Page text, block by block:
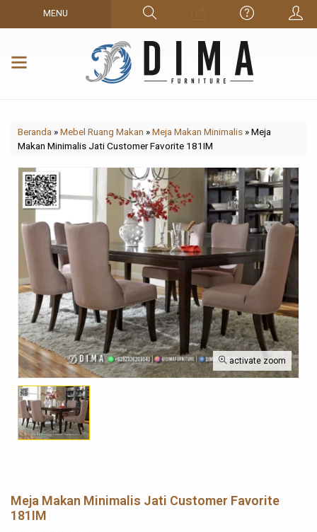
MENU
Beranda »Mebel Ruang Makan »Meja Makan Minimalis »Meja
Makan Minimalis Jati Customer Favorite 181IM
activate zoom
Meja Makan Minimalis Jati Customer Favorite
181IM